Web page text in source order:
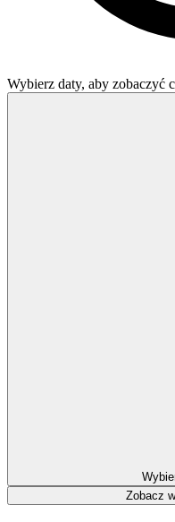
Wybierz daty, aby zobaczyć
Zobacz